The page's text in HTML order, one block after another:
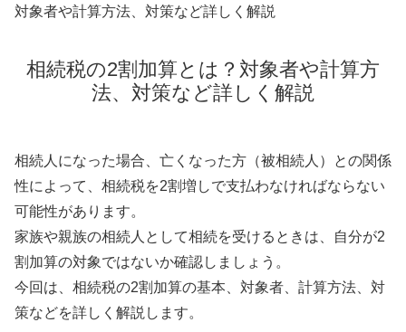
対象者や計算方法、対策など詳しく解説
相続税の2割加算とは？対象者や計算方
法、対策など詳しく解説
相続人になった場合、亡くなった方（被相続人）との関係
性によって、相続税を2割増しで支払わなければならない
可能性があります。
家族や親族の相続人として相続を受けるときは、自分が2
割加算の対象ではないか確認しましょう。
今回は、相続税の2割加算の基本、対象者、計算方法、対
策などを詳しく解説します。